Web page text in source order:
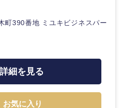
ング
町390番地 ミユキビジネスパー
細を見る
お気に入り